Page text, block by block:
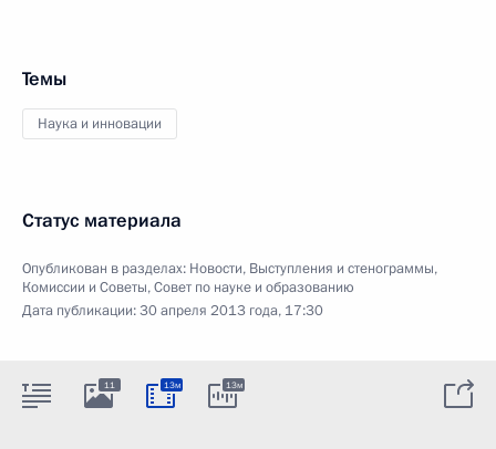
Темы
Наука и инновации
Статус материала
Опубликован в разделах: Новости, Выступления и стенограммы,
Комиссии и Советы,Совет по науке и образованию
Дата публикации:30 апреля 2013 года, 17:30
11 13м 13м